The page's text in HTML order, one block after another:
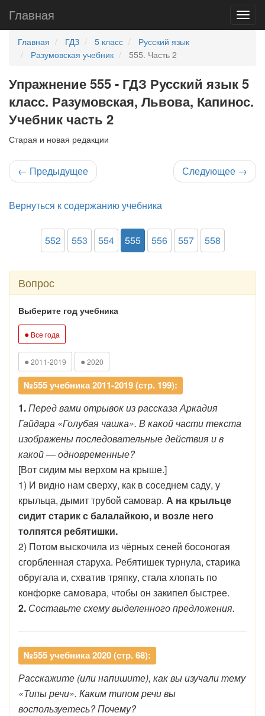
Главная
Главная ГДЗ 5 класс
Русский язык
Разумовская учебник
555. Часть 2
Упражнение 555 - ГДЗ Русский язык 5
класс. Разумовская, Львова, Капинос.
Учебник часть 2
Старая и новая редакции
← Предыдущее Следующее →
Вернуться к содержанию учебника
552 553 554 555 556 557 558
Вопрос
Выберите год учебника
● Все года
● 2011-2019 ● 2020
№555 учебника 2011-2019 (стр. 199):
1.Перед вами отрывок из рассказа Аркадия
Гайдара «Голубая чашка». В какой части текста
изображены последовательные действия и в
какой — одновременные?
[Вот сидим мы верхом на крыше.]
1) И видно нам сверху, как в соседнем саду, у
крыльца, дымит трубой самовар. А на крыльце
сидит старик с балалайкою, и возле него
толпятся ребятишки.
2) Потом выскочила из чёрных сеней босоногая
сгорбленная старуха. Ребятишек турнула, старика
обругала и, схватив тряпку, стала хлопать по
конфорке самовара, чтобы он закипел быстрее.
2. Составьте схему выделенного предложения.
№555 учебника 2020 (стр. 68):
Расскажите (или напишите), как вы изучали тему
«Типы речи». Каким типом речи вы
воспользуетесь? Почему?